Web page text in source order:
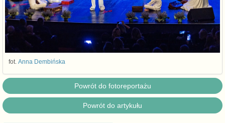
fot. Anna Dembińska
Powrót do fotoreportażu
Powrót do artykułu